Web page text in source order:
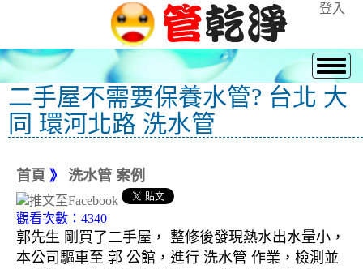
登入
二手屋不需要保養水管? 台北 大
同 環河北路 洗水管
首頁 》 洗水管 案例
觀看次數：4340
郭先生 剛買了二手屋， 整修後發現熱水出水量小，
本公司驅車至 郭 公館，進行 洗水管 作業，檢測並